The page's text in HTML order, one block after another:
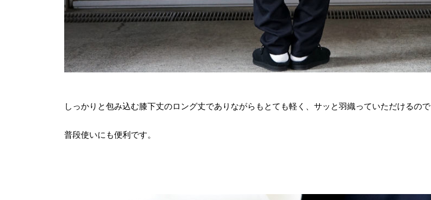
しっかりと包み込む膝下丈のロング丈でありながらもとても軽く、サッと羽織っていただけるので
普段使いにも便利です。